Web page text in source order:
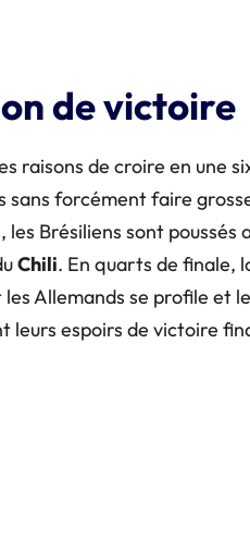
de victoire
raisons de croire en une
sans forcément faire
les Brésiliens sont poussés
Chili. En quarts de finale,
les Allemands se profile et
leurs espoirs de victoire